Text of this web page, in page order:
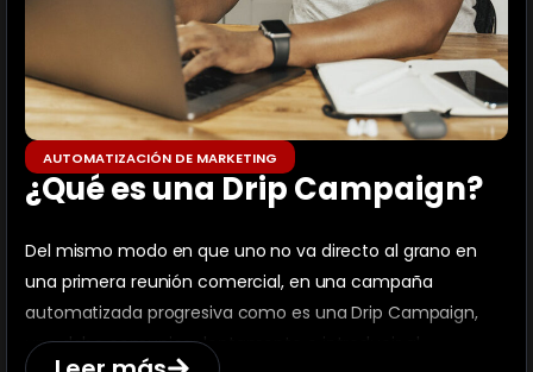
AUTOMATIZACIÓN DE MARKETING
¿Qué es una Drip Campaign?
Del mismo modo en que uno no va directo al grano en
una primera reunión comercial, en una campaña
automatizada progresiva como es una Drip Campaign,
uno debe comunicar lentamente e introducir al